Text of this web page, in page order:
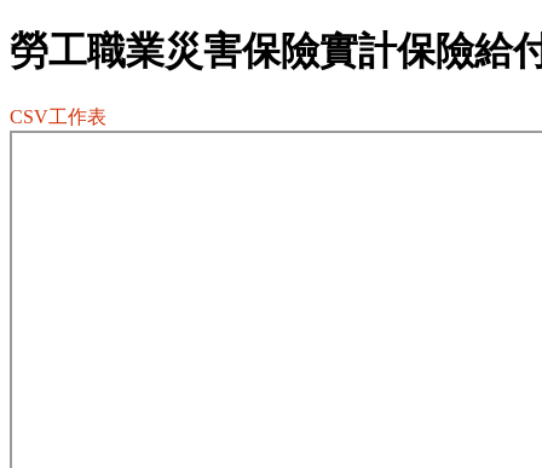
勞工職業災害保險實計保險給
CSV工作表